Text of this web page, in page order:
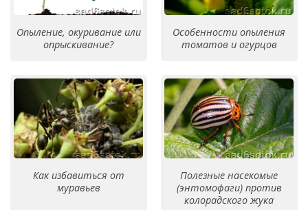
Опыление, окуривание или
опрыскивание?
Особенности опыления
томатов и огурцов
Как избавиться от
муравьев
Полезные насекомые
(энтомофаги) против
колорадского жука